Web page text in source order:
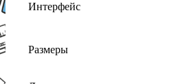
Интерфейс
Размеры